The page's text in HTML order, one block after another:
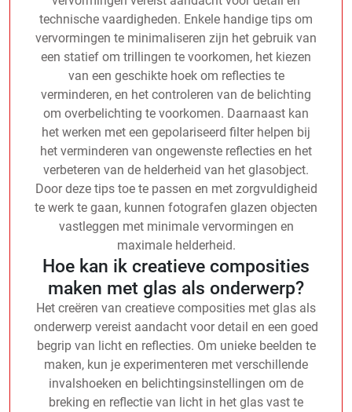
technische vaardigheden. Enkele handige tips om
vervormingen te minimaliseren zijn het gebruik van
een statief om trillingen te voorkomen, het kiezen
van een geschikte hoek om reflecties te
verminderen, en het controleren van de belichting
om overbelichting te voorkomen. Daarnaast kan
het werken met een gepolariseerd filter helpen bij
het verminderen van ongewenste reflecties en het
verbeteren van de helderheid van het glasobject.
Door deze tips toe te passen en met zorgvuldigheid
te werk te gaan, kunnen fotografen glazen objecten
vastleggen met minimale vervormingen en
maximale helderheid.
Hoe kan ik creatieve composities
maken met glas als onderwerp?
Het creëren van creatieve composities met glas als
onderwerp vereist aandacht voor detail en een goed
begrip van licht en reflecties. Om unieke beelden te
maken, kun je experimenteren met verschillende
invalshoeken en belichtingsinstellingen om de
breking en reflectie van licht in het glas vast te